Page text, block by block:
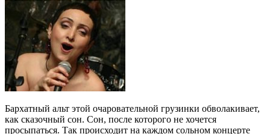
Бархатный альт этой очаровательной грузинки обволакивает,
как сказочный сон. Сон, после которого не хочется
просыпаться. Так происходит на каждом сольном концерте